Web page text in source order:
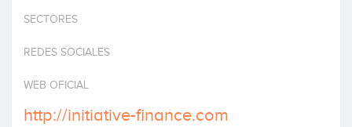
Invest
SECTORES
REDES SOCIALES
WEB OFICIAL
http://initiative-finance.com